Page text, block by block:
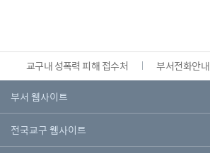
교구내 성폭력 피해 접수처 부서전화안내